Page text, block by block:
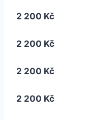
2 200 Kč
2 200 Kč
2 200 Kč
2 200 Kč